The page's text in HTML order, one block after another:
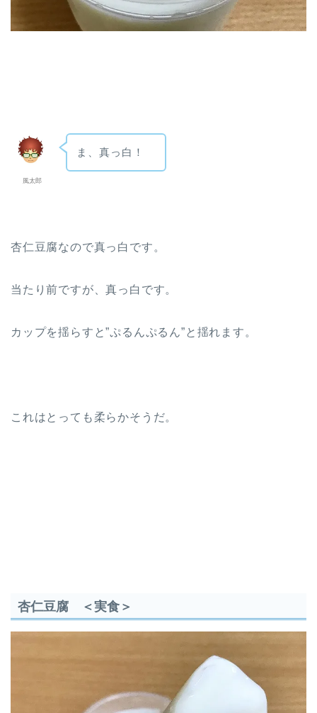
風太郎
ま、真っ白！
杏仁豆腐なので真っ白です。
当たり前ですが、真っ白です。
カップを揺らすと”ぷるんぷるん”と揺れます。
これはとっても柔らかそうだ。
杏仁豆腐 ＜実食＞